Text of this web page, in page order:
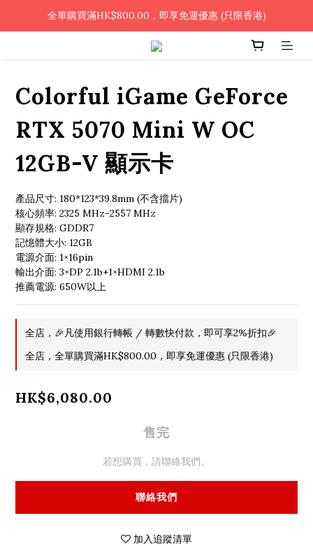
🎉凡使用銀行轉帳 / 轉數快付款，即可享2%優惠🎉
全單購買滿HK$800.00，即享免運優惠 (只限香港)
🎉凡使用銀行轉帳 / 轉數快付款，即可享2%優惠🎉
Colorful iGame GeForce
RTX 5070 Mini W OC
12GB-V 顯示卡
產品尺寸: 180*123*39.8mm (不含擋片)
核心頻率: 2325 MHz-2557 MHz
顯存規格: GDDR7
記憶體大小: 12GB
電源介面: 1×16pin
輸出介面: 3×DP 2.1b+1×HDMI 2.1b
推薦電源: 650W以上
全店，🎉凡使用銀行轉帳 / 轉數快付款，即可享2%折扣🎉
全店，全單購買滿HK$800.00，即享免運優惠 (只限香港)
HK$6,080.00
售完
若想購買，請聯絡我們。
聯絡我們
加入追蹤清單